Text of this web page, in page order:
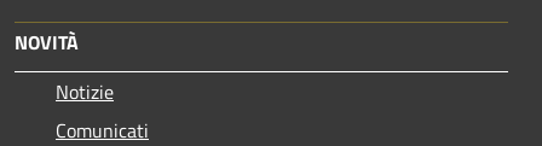
NOVITÀ
Notizie
Comunicati